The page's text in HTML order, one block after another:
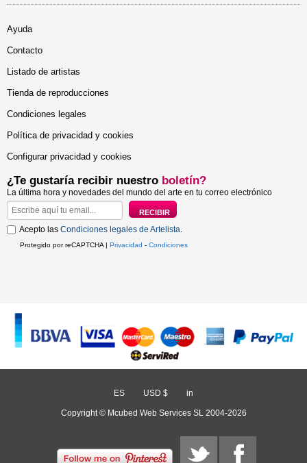
Ayuda
Contacto
Listado de artistas
Tienda de reproducciones
Condiciones legales
Política de privacidad y cookies
Configurar privacidad y cookies
¿Te gustaría recibir nuestro boletín?
La última hora y novedades del mundo del arte en tu correo electrónico
Acepto las Condiciones legales de Artelista
Protegido por reCAPTCHA | Privacidad - Condiciones
ES USD $ in
Copyright © Mcubed Web Services SL 2004-2026